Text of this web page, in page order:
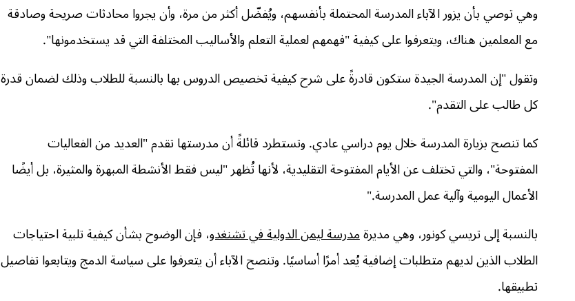
وهي توصي بأن يزور الآباء المدرسة المحتملة بأنفسهم، ويُفضّل أكثر من مرة، وأن يجروا محادثات صريحة وصادقة
مع المعلمين هناك، ويتعرفوا على كيفية "فهمهم لعملية التعلم والأساليب المختلفة التي قد يستخدمونها".
وتقول "إن المدرسة الجيدة ستكون قادرةً على شرح كيفية تخصيص الدروس بها بالنسبة للطلاب وذلك لضمان قدرة
كل طالب على التقدم".
كما تنصح بزيارة المدرسة خلال يوم دراسي عادي. وتستطرد قائلةً أن مدرستها تقدم "العديد من الفعاليات
المفتوحة"، والتي تختلف عن الأيام المفتوحة التقليدية، لأنها تُظهر "ليس فقط الأنشطة المبهرة والمثيرة، بل أيضًا
الأعمال اليومية وآلية عمل المدرسة."
بالنسبة إلى تريسي كونور، وهي مديرةمدرسة ليمن الدولية في تشنغدو، فإن الوضوح بشأن كيفية تلبية احتياجات
الطلاب الذين لديهم متطلبات إضافية يُعد أمرًا أساسيًا. وتنصح الآباء أن يتعرفوا على سياسة الدمج ويتابعوا تفاصيل
تطبيقها.